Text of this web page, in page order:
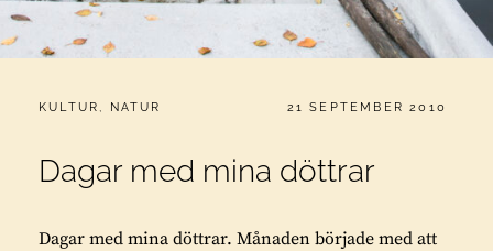
CATEGORIES:
KULTUR , NATUR PUBLICERAT
21 SEPTEMBER 2010
Dagar med mina döttrar
Dagar med mina döttrar. Månaden började med att